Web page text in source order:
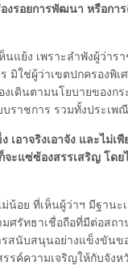
งรอยการพัฒนา หรือก
นแย้ง เพราะลำพังผู้ว่าร
มิใช่ผู้ว่าเขตปกครองพิ
งเดินตามนโยบายของก
บราชการ รวมทั้งประเ
เอาจริงเอาจัง และไม่
แซ่ซ้องสรรเสริญ โดย
น้อย ที่เห็นผู้ว่าฯ มีฐานะ
ศรัทธาเชื่อถือที่มีต่อสถา
รสนับสนุนอย่างแข็งขัน
รค์ความเจริญให้กับจังห